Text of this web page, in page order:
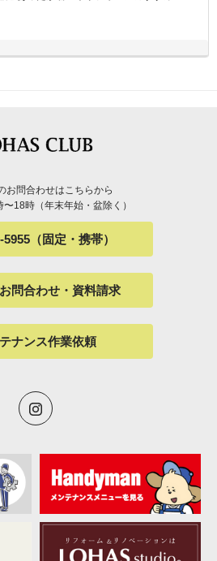
お問合わせはこちらから
18時（年末年始・盆除く）
（固定・携帯）
問合わせ・資料請求
ナンス作業依頼